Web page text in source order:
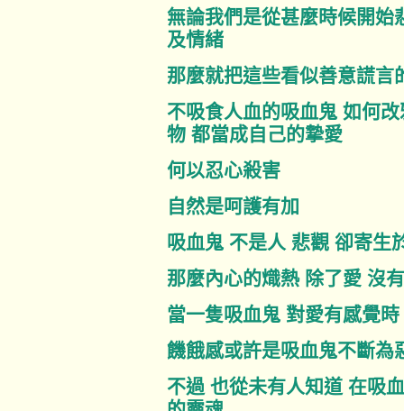
無論我們是從甚麼時候開始
及情緒
那麼就把這些看似善意謊
不吸食人血的吸血鬼 如何
物 都當成自己的摯愛
何以忍心殺害
自然是呵護有加
吸血鬼 不是人 悲觀 卻寄生
那麼內心的熾熱 除了愛 沒
當一隻吸血鬼 對愛有感覺
饑餓感或許是吸血鬼不斷為
不過 也從未有人知道 在吸